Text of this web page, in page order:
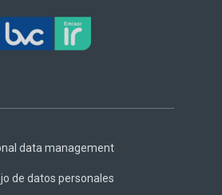
data management
de datos personales